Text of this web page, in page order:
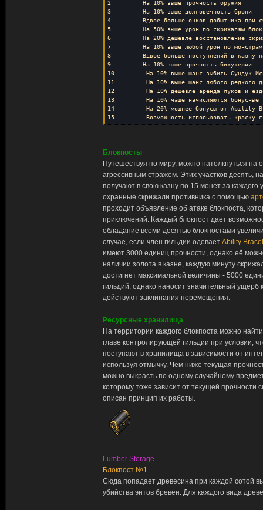
2 На 10% выше прочность оружия
3 На 10% выше долговечность брони
4 Вдвое больше очков добытчика при
5 На 50% выше урон по скрижалям
6 На 20% дешевле восстановление
7 На 10% выше любой урон по монстрам
8 Вдвое больше поступлений в казну
9 На 10% выше прочность бижутерии
10 На 10% выше шанс выбить Сундук
11 На 10% выше шанс любого редкого
12 На 10% дешевле аренда луков и
13 На 10% чаще начисляются бонусные
14 На 20% мощнее бонусы от Ability
15 Возможность использовать краску
Блокпосты
Путешествуя по миру, можно натолкнуться на
агрессивным стражем. Этих участков десять,
получают в свою казну по 15 монет за каждого
охранные скрижали противника с помощью
проходит объявление об атаке блокпоста,
приключений. Каждый блокпост дает
обладание всеми десятью блокпостами
случае, если член гильдии одевает Ability
имеют 3000 единиц прочности, однако её
наличии золота в казне, каждую минуту
достигнет максимальной величины - 5000
гильдий, однако наносит значительный
действуют заклинания перемещения.
Ресурсные хранилища
На территории каждого блокпоста можно
главе контролирующей гильдии при условии,
поступают в хранилища в зависимости от
используя отмычку. Чем ниже текущая
можно выкрасть по одному случайному
которому тоже зависит от текущей прочности
описан принцип их работы.
Lumber Storage
Блокпост №1
Сюда попадает древесина при каждой сотой
убийства энтов бревен. Для каждого вида